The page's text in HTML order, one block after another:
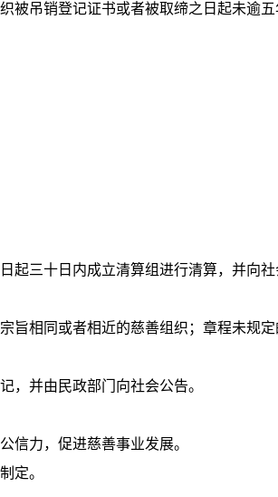
被吊销登记证书或者被取缔之日起未逾五
起三十日内成立清算组进行清算，并向
旨相同或者相近的慈善组织；章程未规
，并由民政部门向社会公告。
信力，促进慈善事业发展。
定。